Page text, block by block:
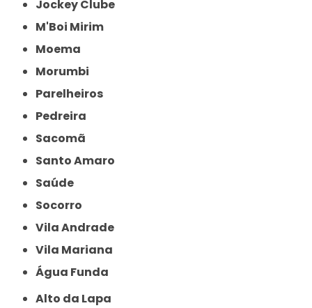
Jockey Clube
M'Boi Mirim
Moema
Morumbi
Parelheiros
Pedreira
Sacomã
Santo Amaro
Saúde
Socorro
Vila Andrade
Vila Mariana
Água Funda
Alto da Lapa